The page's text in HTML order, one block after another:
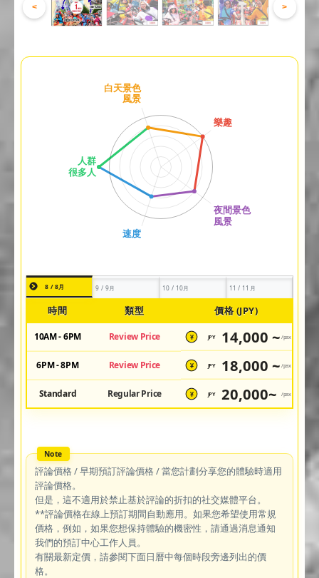
< >
8 / 8月 9 / 9月 10 / 10月 11 / 11月
時間 類型 價格 (JPY)
10AM - 6PM Review Price ¥ JPY 14,000 ~ /pax
6PM - 8PM Review Price ¥ JPY 18,000 ~ /pax
Standard Regular Price ¥ JPY 20,000~ /pax
評論價格 / 早期預訂評論價格 / 當您計劃分享您的體驗時適用
評論價格。
但是，這不適用於禁止基於評論的折扣的社交媒體平台。
**評論價格在線上預訂期間自動應用。如果您希望使用常規
價格，例如，如果您想保持體驗的機密性，請通過消息通知
我們的預訂中心工作人員。
有關最新定價，請參閱下面日曆中每個時段旁邊列出的價
格。